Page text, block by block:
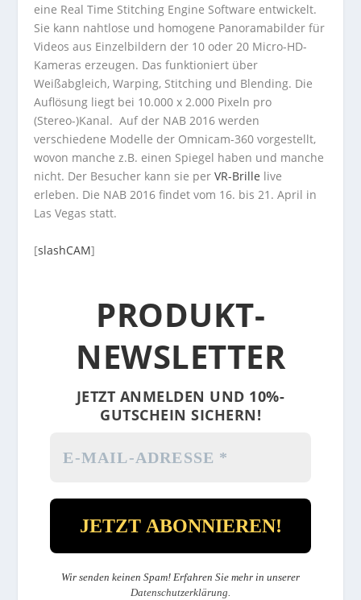
eine Real Time Stitching Engine Software entwickelt.
Sie kann nahtlose und homogene Panoramabilder für
Videos aus Einzelbildern der 10 oder 20 Micro-HD-
Kameras erzeugen. Das funktioniert über
Weißabgleich, Warping, Stitching und Blending. Die
Auflösung liegt bei 10.000 x 2.000 Pixeln pro
(Stereo-)Kanal. Auf der NAB 2016 werden
verschiedene Modelle der Omnicam-360 vorgestellt,
wovon manche z.B. einen Spiegel haben und manche
nicht. Der Besucher kann sie perVR-Brille live
erleben. Die NAB 2016 findet vom 16. bis 21. April in
Las Vegas statt.
[slashCAM]
PRODUKT-
NEWSLETTER
JETZT ANMELDEN UND 10%-
GUTSCHEIN SICHERN!
Wir senden keinen Spam! Erfahren Sie mehr in unserer
Datenschutzerklärung